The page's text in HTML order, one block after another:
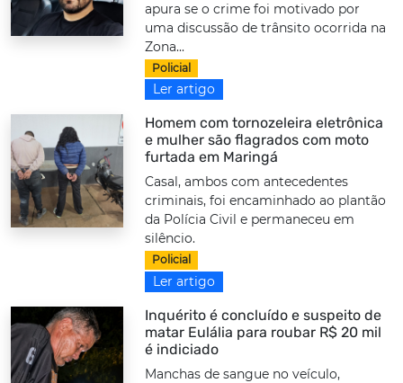
apura se o crime foi motivado por
uma discussão de trânsito ocorrida na
Zona...
Policial
Ler artigo
Homem com tornozeleira eletrônica
e mulher são flagrados com moto
furtada em Maringá
Casal, ambos com antecedentes
criminais, foi encaminhado ao plantão
da Polícia Civil e permaneceu em
silêncio.
Policial
Ler artigo
Inquérito é concluído e suspeito de
matar Eulália para roubar R$ 20 mil
é indiciado
Manchas de sangue no veículo,